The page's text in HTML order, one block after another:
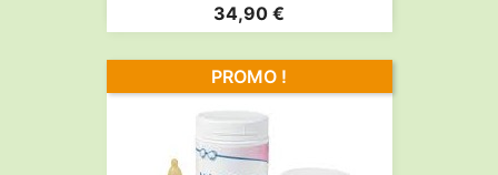
Prix
34,90 €
PROMO !